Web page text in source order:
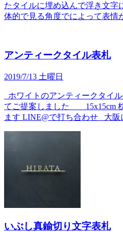
たタイルに埋め込んで浮き文
体的で見る角度でによって表
アンティークタイル表札
2019/7/13 土曜日
ホワイトのアンティークタイ
てご提案しました 15x15cm
ます LINE@で打ち合わせ 大
いぶし真鍮切り文字表札